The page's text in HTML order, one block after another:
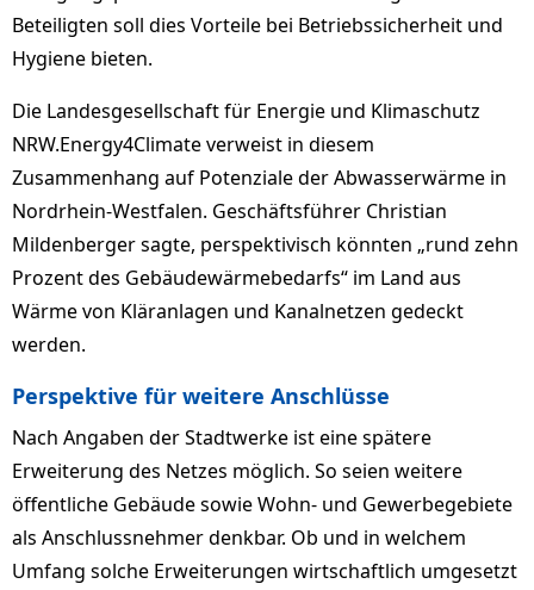
Beteiligten soll dies Vorteile bei Betriebssicherheit und
Hygiene bieten.
Die Landesgesellschaft für Energie und Klimaschutz
NRW.Energy4Climate verweist in diesem
Zusammenhang auf Potenziale der Abwasserwärme in
Nordrhein-Westfalen. Geschäftsführer Christian
Mildenberger sagte, perspektivisch könnten „rund zehn
Prozent des Gebäudewärmebedarfs“ im Land aus
Wärme von Kläranlagen und Kanalnetzen gedeckt
werden.
Perspektive für weitere Anschlüsse
Nach Angaben der Stadtwerke ist eine spätere
Erweiterung des Netzes möglich. So seien weitere
öffentliche Gebäude sowie Wohn- und Gewerbegebiete
als Anschlussnehmer denkbar. Ob und in welchem
Umfang solche Erweiterungen wirtschaftlich umgesetzt